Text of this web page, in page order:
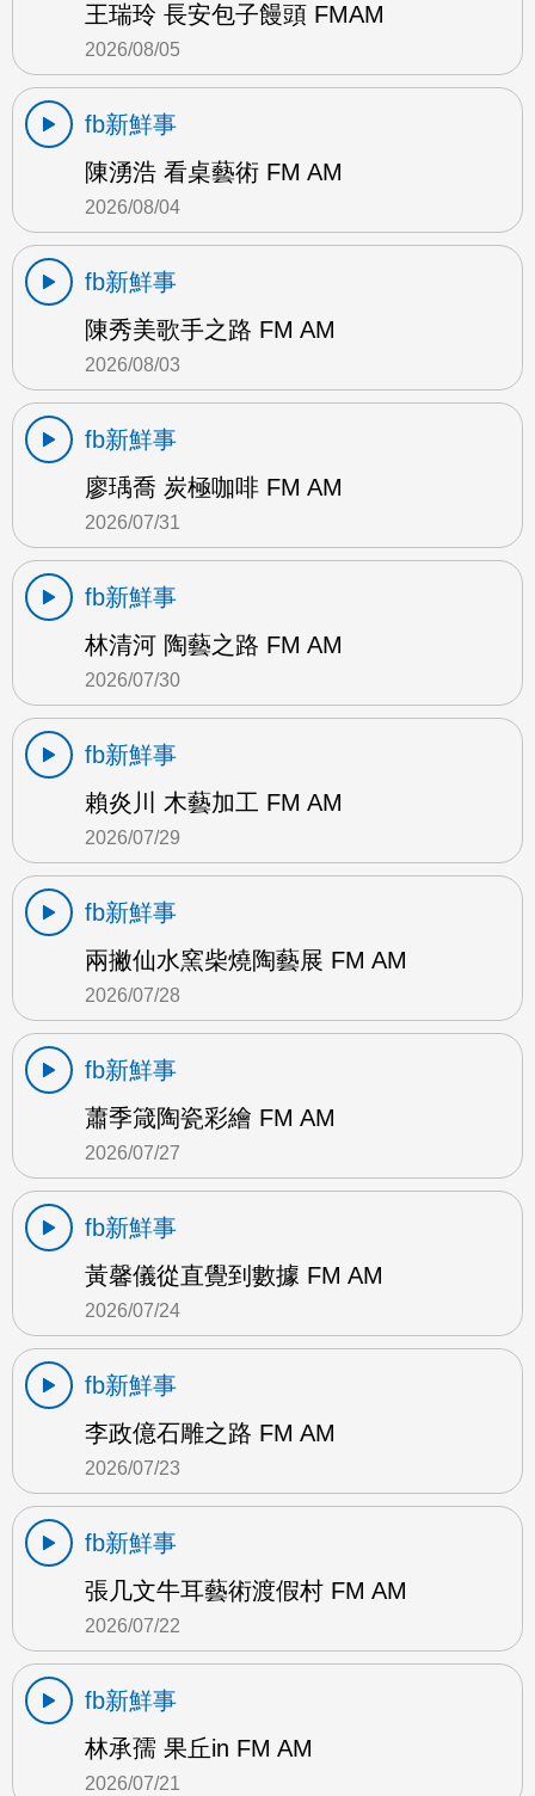
王瑞玲 長安包子饅頭 FMAM
2026/08/05
fb新鮮事
陳湧浩 看桌藝術 FM AM
2026/08/04
fb新鮮事
陳秀美歌手之路 FM AM
2026/08/03
fb新鮮事
廖瑀喬 炭極咖啡 FM AM
2026/07/31
fb新鮮事
林清河 陶藝之路 FM AM
2026/07/30
fb新鮮事
賴炎川 木藝加工 FM AM
2026/07/29
fb新鮮事
兩撇仙水窯柴燒陶藝展 FM AM
2026/07/28
fb新鮮事
蕭季箴陶瓷彩繪 FM AM
2026/07/27
fb新鮮事
黃馨儀從直覺到數據 FM AM
2026/07/24
fb新鮮事
李政億石雕之路 FM AM
2026/07/23
fb新鮮事
張几文牛耳藝術渡假村 FM AM
2026/07/22
fb新鮮事
林承孺 果丘in FM AM
2026/07/21